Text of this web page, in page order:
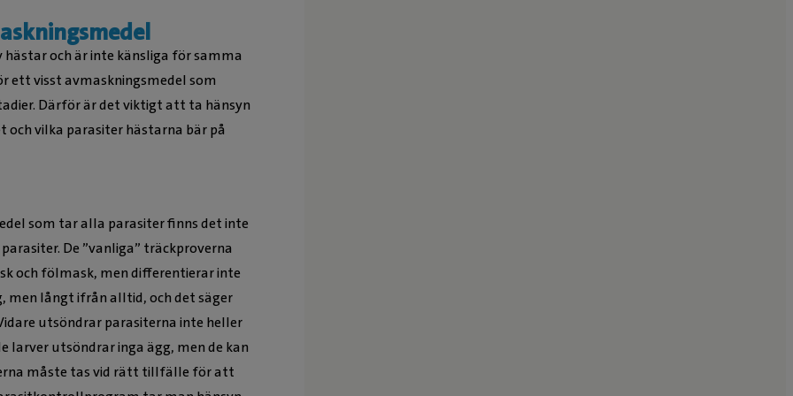
och är inte känsliga för samma
ett visst avmaskningsmedel som
Därför är det viktigt att ta hänsyn
vilka parasiter hästarna bär på
som tar alla parasiter finns det inte
De ”vanliga” träckproverna
och fölmask, men differentierar inte
men långt ifrån alltid, och det säger
utsöndrar parasiterna inte heller
larver utsöndrar inga ägg, men de kan
måste tas vid rätt tillfälle för att